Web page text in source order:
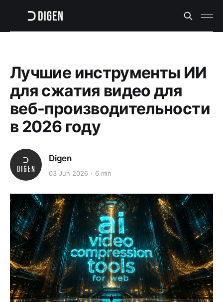
Лучшие инструменты ИИ
для сжатия видео для
веб-производительности
в 2026 году
Digen
03 Jun 2026 6 min